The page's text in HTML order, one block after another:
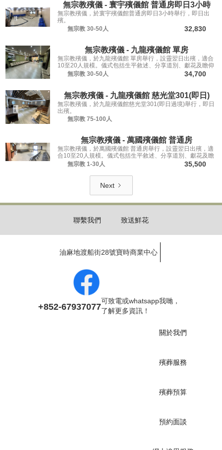
無宗教殯儀 - 寰宇殯儀館 普通房即日3小時
無宗教殯儀，於寰宇殯儀館普通房即日3小時舉行，即日出
殯。
無宗教 30-50人 32,830
無宗教殯儀 - 九龍殯儀館 單房
無宗教殯儀，於九龍殯儀館 單房舉行，設靈翌日出殯，適合
10至20人規模。儀式包括生平敘述、分享道別、獻花及瞻仰
遺容，讓親友從容道別。
無宗教 30-50人 34,700
無宗教殯儀 - 九龍殯儀館 慈光堂301(即日)
無宗教殯儀，於九龍殯儀館慈光堂301(即日過境)舉行，即日
出殯。
無宗教 75-100人
無宗教殯儀 - 萬國殯儀館 普通房
無宗教殯儀，於萬國殯儀館 普通房舉行，設靈翌日出殯，適
合10至20人規模。儀式包括生平敘述、分享道別、獻花及瞻
仰遺容，讓親友從容道別。
無宗教 1-30人 35,500
Next
聯繫我們 致送鮮花
油麻地渡船街28號寶時商業中心
關於我們
殯葬服務
殯葬預算
預約面談
+852-67937077
可致電或whatsapp我哋，
了解更多資訊！